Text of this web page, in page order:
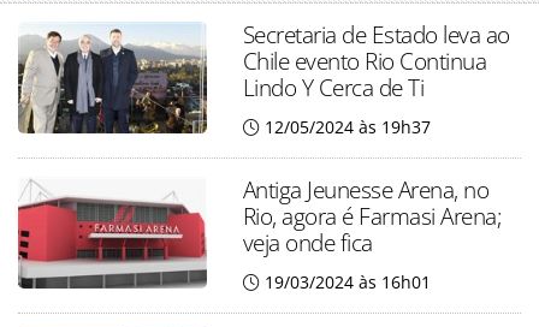
Secretaria de Estado leva ao
Chile evento Rio Continua
Lindo Y Cerca de Ti
12/05/2024 às 19h37
Antiga Jeunesse Arena, no
Rio, agora é Farmasi Arena;
veja onde fica
19/03/2024 às 16h01